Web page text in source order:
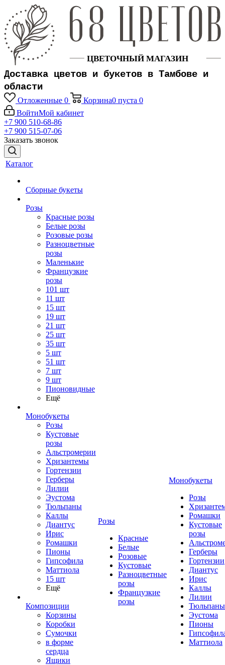
Доставка цветов и букетов в Тамбове и
области
Отложенные 0 Корзина0 пуста 0
ВойтиМой кабинет
+7 900 510-68-86
+7 900 515-07-06
Заказать звонок
Каталог
Сборные букеты
Розы
Красные розы
Белые розы
Розовые розы
Разноцветные
розы
Маленькие
Французкие
розы
101 шт
11 шт
15 шт
19 шт
21 шт
25 шт
35 шт
5 шт
51 шт
7 шт
9 шт
Пионовидные
Ещё
Монобукеты
Розы
Кустовые
розы
Альстромерии
Хризантемы
Гортензии
Герберы
Лилии
Эустома
Тюльпаны
Каллы
Диантус
Ирис
Ромашки
Пионы
Гипсофила
Маттиола
15 шт
Ещё
Композиции
Корзины
Коробки
Сумочки
в форме
сердца
Ящики
Розы
Красные
Белые
Розовые
Кустовые
Разноцветные
розы
Французкие
розы
Монобукеты
Розы
Ромашки
Кустовые
розы
Герберы
Гортензии
Диантус
Ирис
Каллы
Лилии
Тюльпаны
Эустома
Пионы
Маттиола